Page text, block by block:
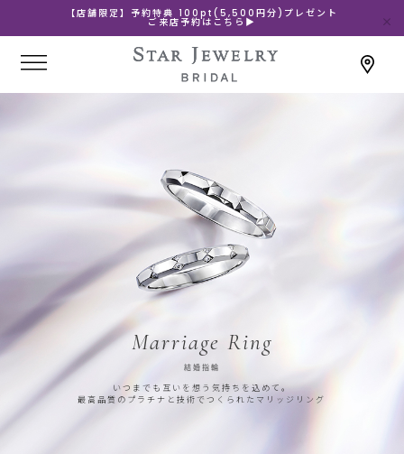
【店舗限定】予約特典 100pt(5,500円分)プレゼント
ご来店予約はこちら▶
Marriage Ring
結婚指輪
いつまでも互いを想う気持ちを込めて。
最高品質のプラチナと技術でつくられたマリッジリング